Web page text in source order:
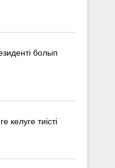
болып
келуге тиісті